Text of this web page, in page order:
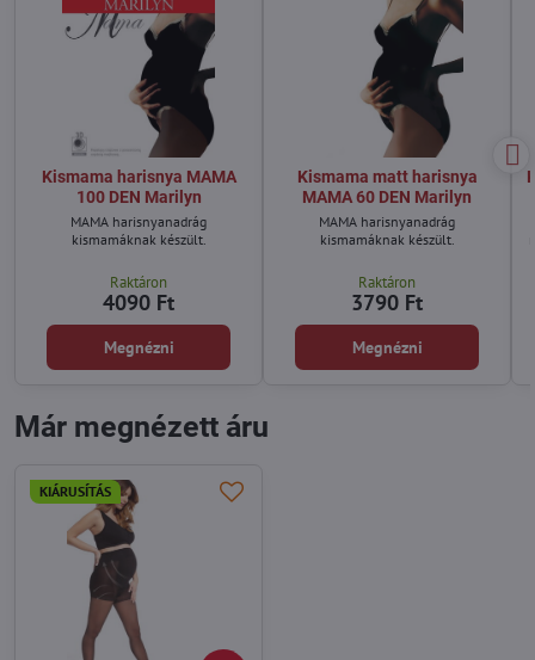
Kismama harisnya MAMA
100 DEN Marilyn
MAMA harisnyanadrág
kismamáknak készült.
Raktáron
4090 Ft
Megnézni
Kismama matt harisnya
MAMA 60 DEN Marilyn
MAMA harisnyanadrág
kismamáknak készült.
Raktáron
3790 Ft
Megnézni
Már megnézett áru
KIÁRUSÍTÁS